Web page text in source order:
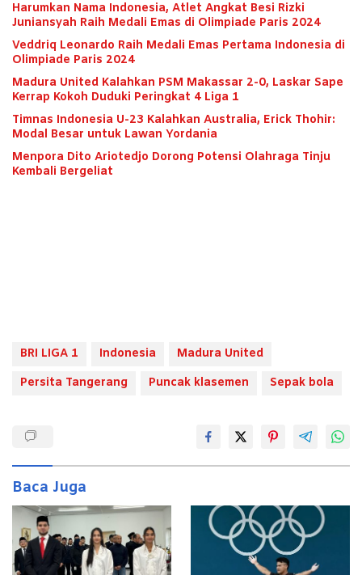
Harumkan Nama Indonesia, Atlet Angkat Besi Rizki
Juniansyah Raih Medali Emas di Olimpiade Paris 2024
Veddriq Leonardo Raih Medali Emas Pertama Indonesia di
Olimpiade Paris 2024
Madura United Kalahkan PSM Makassar 2-0, Laskar Sape
Kerrap Kokoh Duduki Peringkat 4 Liga 1
Timnas Indonesia U-23 Kalahkan Australia, Erick Thohir:
Modal Besar untuk Lawan Yordania
Menpora Dito Ariotedjo Dorong Potensi Olahraga Tinju
Kembali Bergeliat
BRI LIGA 1 Indonesia
Madura United
Persita Tangerang
Puncak klasemen Sepak bola
Baca Juga